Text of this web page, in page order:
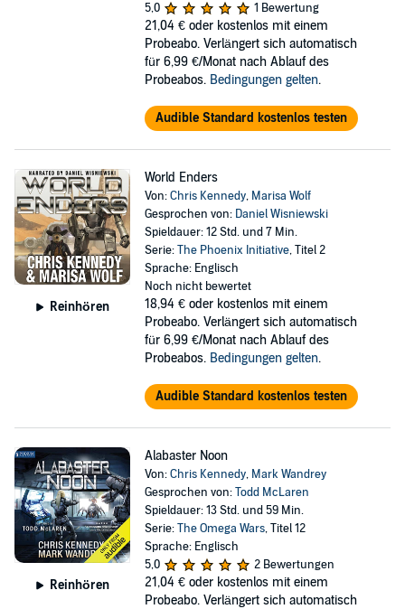
5,0 1 Bewertung
21,04 € oder kostenlos mit einem
Probeabo. Verlängert sich automatisch
für 6,99 €/Monat nach Ablauf des
Probeabos. Bedingungen gelten.
Audible Standard kostenlos testen
Reinhören
World Enders
Von:Chris Kennedy, Marisa Wolf
Gesprochen von: Daniel Wisniewski
Spieldauer: 12 Std. und 7 Min.
Serie:The Phoenix Initiative, Titel 2
Sprache: Englisch
Noch nicht bewertet
18,94 € oder kostenlos mit einem
Probeabo. Verlängert sich automatisch
für 6,99 €/Monat nach Ablauf des
Probeabos. Bedingungen gelten.
Audible Standard kostenlos testen
Reinhören
Alabaster Noon
Von:Chris Kennedy, Mark Wandrey
Gesprochen von:Todd McLaren
Spieldauer: 13 Std. und 59 Min.
Serie:The Omega Wars, Titel 12
Sprache: Englisch
5,0
2 Bewertungen
21,04 € oder kostenlos mit einem
Probeabo. Verlängert sich automatisch